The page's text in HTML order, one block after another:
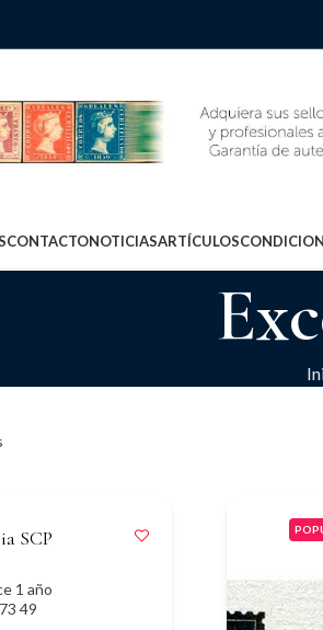
CONTACTONOTICIASARTÍCULOS
SCP
1 año
49